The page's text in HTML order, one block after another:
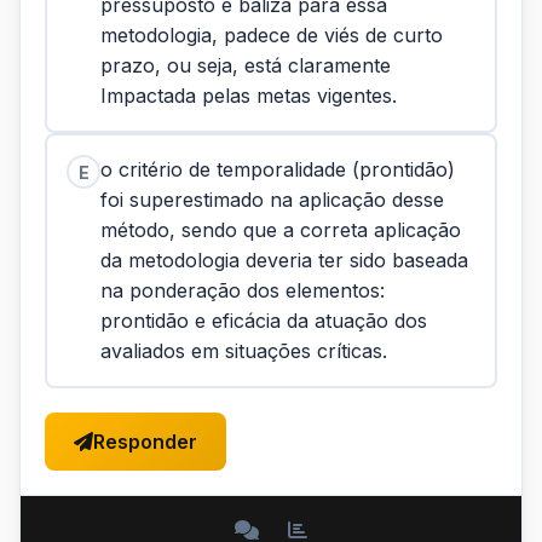
pressuposto e baliza para essa
metodologia, padece de viés de curto
prazo, ou seja, está claramente
Impactada pelas metas vigentes.
E o critério de temporalidade (prontidão)
foi superestimado na aplicação desse
método, sendo que a correta aplicação
da metodologia deveria ter sido baseada
na ponderação dos elementos:
prontidão e eficácia da atuação dos
avaliados em situações críticas.
Responder